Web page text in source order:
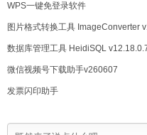
WPS一键免登录软件
图片格式转换工具 ImageConverter
数据库管理工具 HeidiSQL
微信视频号下载助手v260607
发票闪印助手